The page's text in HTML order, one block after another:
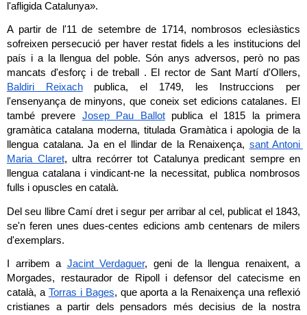
l'afligida Catalunya».
A partir de l'11 de setembre de 1714, nombrosos eclesiàstics
sofreixen persecució per haver restat fidels a les institucions del
país i a la llengua del poble. Són anys adversos, però no pas
Baldiri Reixach publica, el 1749, les Instruccions per
l'ensenyança de minyons, que coneix set edicions catalanes. El
també prevere Josep Pau Ballot publica el 1815 la primera
gramàtica catalana moderna, titulada Gramàtica i apologia de la
llengua catalana. Ja en el llindar de la Renaixença, sant Antoni
Maria Claret, ultra recórrer tot Catalunya predicant sempre en
llengua catalana i vindicant-ne la necessitat, publica nombrosos
fulls i opuscles en català.
Del seu llibre Camí dret i segur per arribar al cel, publicat el 1843,
se'n feren unes dues-centes edicions amb centenars de milers
d'exemplars.
I arribem a Jacint Verdaguer, geni de la llengua renaixent, a
Morgades, restaurador de Ripoll i defensor del catecisme en
català, a Torras i Bages, que aporta a la Renaixença una reflexió
cristianes a partir dels pensadors més decisius de la nostra